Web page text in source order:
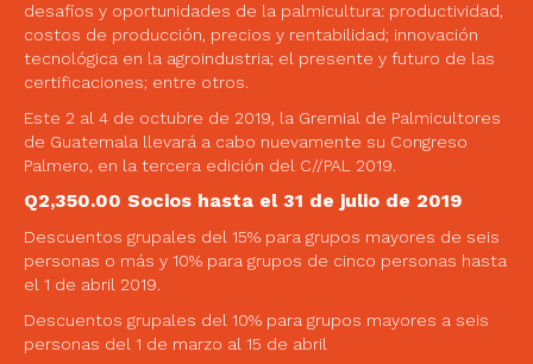
desafíos y oportunidades de la palmicultura: productividad,
costos de producción, precios y rentabilidad; innovación
tecnológica en la agroindustria; el presente y futuro de las
certificaciones; entre otros.
Este 2 al 4 de octubre de 2019, la Gremial de Palmicultores
de Guatemala llevará a cabo nuevamente su Congreso
Palmero, en la tercera edición del C//PAL 2019.
Q2,350.00 Socios hasta el 31 de julio de 2019
Descuentos grupales del 15% para grupos mayores de seis
personas o más y 10% para grupos de cinco personas hasta
el 1 de abril 2019.
Descuentos grupales del 10% para grupos mayores a seis
personas del 1 de marzo al 15 de abril